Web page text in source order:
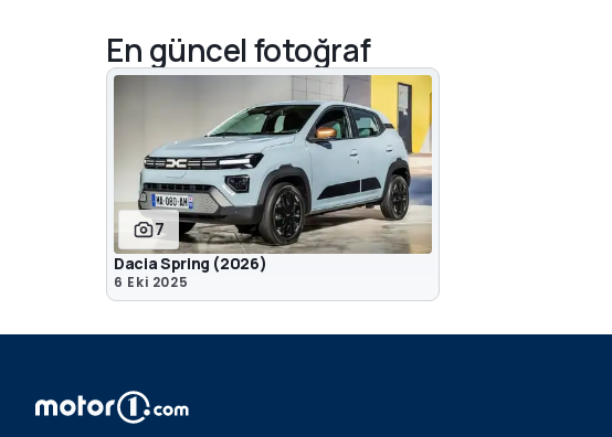
En güncel fotoğraf
7
Dacia Spring (2026)
6 Eki 2025